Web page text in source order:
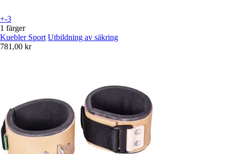
+-3
1 färger
Kuebler Sport Utbildning av säkring
781,00 kr